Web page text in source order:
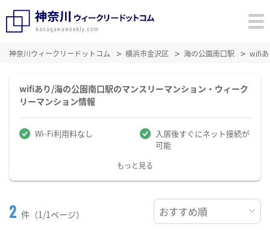
神奈川ウィークリードットコム 横浜市金沢区 海の公園南口駅 wifiあ
wifiあり/海の公園南口駅のマンスリーマンション・ウィーク
リーマンション情報
Wi-Fi利用料なし
入居後すぐにネット接続が
可能
もっと見る
2 件（1/1ページ）